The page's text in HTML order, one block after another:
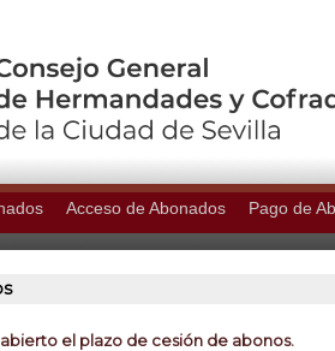
Acceso de Abonados Pago de
el plazo de cesión de abonos.